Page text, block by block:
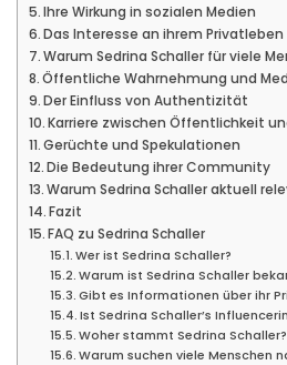
Ihre Wirkung in sozialen Medien
Das Interesse an ihrem Privatleben
Warum Sedrina Schaller für viele
Öffentliche Wahrnehmung und
Der Einfluss von Authentizität
Karriere zwischen Öffentlichkeit
Gerüchte und Spekulationen
Die Bedeutung ihrer Community
Warum Sedrina Schaller aktuell
Fazit
FAQ zu Sedrina Schaller
Wer ist Sedrina Schaller?
Warum ist Sedrina Schaller
Gibt es Informationen über ihr
Ist Sedrina Schaller’s
Woher stammt Sedrina Schaller?
Warum suchen viele Menschen